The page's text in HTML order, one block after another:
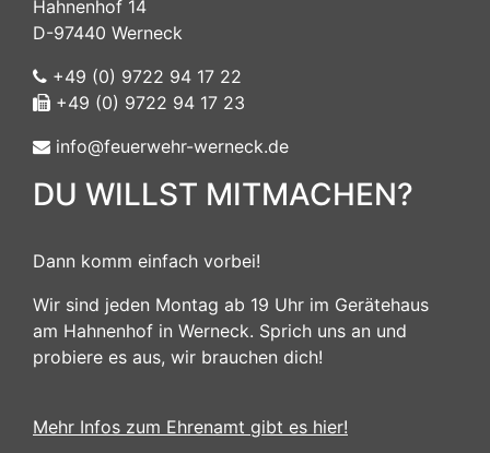
Hahnenhof 14
D-97440 Werneck
+49 (0) 9722 94 17 22
+49 (0) 9722 94 17 23
info@feuerwehr-werneck.de
DU WILLST MITMACHEN?
Dann komm einfach vorbei!
Wir sind jeden Montag ab 19 Uhr im Gerätehaus
am Hahnenhof in Werneck. Sprich uns an und
probiere es aus, wir brauchen dich!
Mehr Infos zum Ehrenamt gibt es hier!